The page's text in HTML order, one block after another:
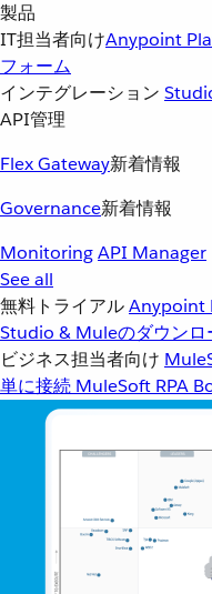
製品
IT担当者向けAnypoint
フォーム
インテグレーション
API管理
Flex Gateway新着情報
Governance新着情報
MonitoringAPI Manager
See all
無料トライアルAnypoint
Studio & Muleのダウンロ
ビジネス担当者向け
単に接続 MuleSoft RPA